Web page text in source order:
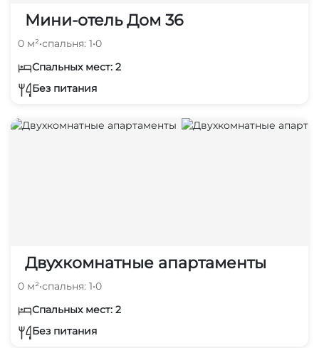
Мини-отель Дом 36
0 м²•спальня: 1•0
Спальных мест: 2
Без питания
Двухкомнатные апартаменты
0 м²•спальня: 1•0
Спальных мест: 2
Без питания